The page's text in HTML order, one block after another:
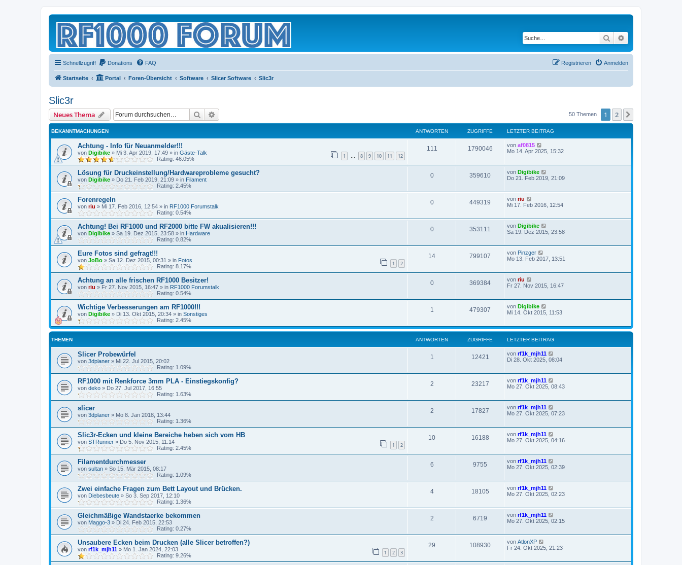
Suche
Schnellzugriff Donations FAQ Anmelden
Registrieren
Startseite Portal Foren-Übersicht Software Slicer Software Slic3r
Slic3r
Neues Thema Suche 50 Themen 1 2
BEKANNTMACHUNGEN ANTWORTEN ZUGRIFFE LETZTER BEITRAG
Achtung - Info für Neuanmelder!!!
von Digibike » Mi 3. Apr 2019, 17:49 » in Gäste-Talk 1 … 8 9 10 11 12
Rating: 46.05%
111 1790046 von af0815
Mo 14. Apr 2025, 15:32
Lösung für Druckeinstellung/Hardwareprobleme gesucht?
von Digibike » Do 21. Feb 2019, 21:09 » in Filament
Rating: 2.45%
0 359610 von Digibike
Do 21. Feb 2019, 21:09
Forenregeln
von riu » Mi 17. Feb 2016, 12:54 » in RF1000 Forumstalk
Rating: 0.54%
0 449319 von riu
Mi 17. Feb 2016, 12:54
Achtung! Bei RF1000 und RF2000 bitte FW akualisieren!!!
von Digibike » Sa 19. Dez 2015, 23:58 » in Hardware
Rating: 0.82%
0 353111 von Digibike
Sa 19. Dez 2015, 23:58
Eure Fotos sind gefragt!!!
von JoBo » Sa 12. Dez 2015, 00:31 » in Fotos 1 2
Rating: 8.17%
14 799107 von Pinzger
Mo 13. Feb 2017, 13:51
Achtung an alle frischen RF1000 Besitzer!
von riu » Fr 27. Nov 2015, 16:47 » in RF1000 Forumstalk
Rating: 0.54%
0 369384 von riu
Fr 27. Nov 2015, 16:47
Wichtige Verbesserungen am RF1000!!!
von Digibike » Di 13. Okt 2015, 20:34 » in Sonstiges
Rating: 2.45%
1 479307 von Digibike
Mi 14. Okt 2015, 11:53
THEMEN ANTWORTEN ZUGRIFFE LETZTER BEITRAG
Slicer Probewürfel
von 3dplaner » Mi 22. Jul 2015, 20:02
Rating: 1.09%
1 12421 von rf1k_mjh11
Di 28. Okt 2025, 08:04
RF1000 mit Renkforce 3mm PLA - Einstiegskonfig?
von deko » Do 27. Jul 2017, 16:55
Rating: 1.63%
2 23217 von rf1k_mjh11
Mo 27. Okt 2025, 08:43
slicer
von 3dplaner » Mo 8. Jan 2018, 13:44
Rating: 1.36%
2 17827 von rf1k_mjh11
Mo 27. Okt 2025, 07:23
Slic3r-Ecken und kleine Bereiche heben sich vom HB
von STRunner » Do 5. Nov 2015, 11:14 1 2
Rating: 2.45%
10 16188 von rf1k_mjh11
Mo 27. Okt 2025, 04:16
Filamentdurchmesser
von sultan » So 15. Mär 2015, 08:17
Rating: 1.09%
6 9755 von rf1k_mjh11
Mo 27. Okt 2025, 02:39
Zwei einfache Fragen zum Bett Layout und Brücken.
von Diebesbeute » So 3. Sep 2017, 12:10
Rating: 1.36%
4 18105 von rf1k_mjh11
Mo 27. Okt 2025, 02:23
Gleichmäßige Wandstaerke bekommen
von Maggo-3 » Di 24. Feb 2015, 22:53
Rating: 0.27%
2 6719 von rf1k_mjh11
Mo 27. Okt 2025, 02:15
Unsaubere Ecken beim Drucken (alle Slicer betroffen?)
von rf1k_mjh11 » Mo 1. Jan 2024, 22:03 1 2 3
Rating: 9.26%
29 108930 von AtlonXP
Fr 24. Okt 2025, 21:23